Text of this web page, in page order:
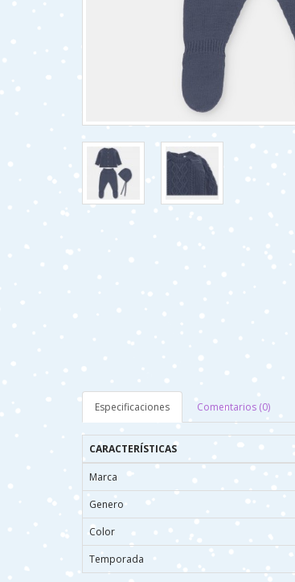
Especificaciones Comentarios (0)
CARACTERÍSTICAS
Marca
Genero
Color
Temporada